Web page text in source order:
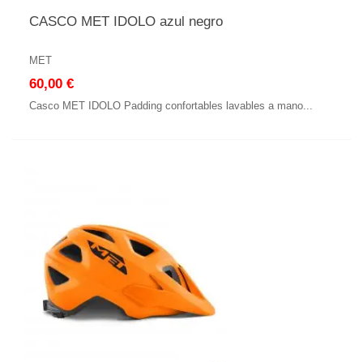
CASCO MET IDOLO azul negro
MET
60,00 €
Casco MET IDOLO Padding confortables lavables a mano...